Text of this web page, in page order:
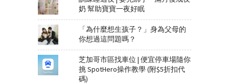
奶 幫助寶寶一夜好眠
「為什麼想生孩子？」身為父母的
你想過這問題嗎？
芝加哥市區找車位 | 便宜停車場隨你
挑 SpotHero操作教學 (附$5折扣代
碼)